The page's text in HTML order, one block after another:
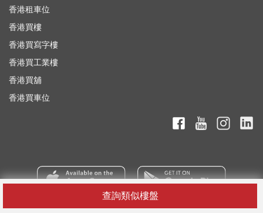
查詢類似樓盤
香港租車位
香港買樓
香港買寫字樓
香港買工業樓
香港買舖
香港買車位